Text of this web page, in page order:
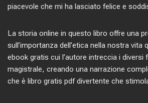
piacevole che mi ha lasciato felice e
La storia online in questo libro offre una
sull’importanza dell’etica nella nostra vita
ebook gratis cui l’autore intreccia i diversi
magistrale, creando una narrazione
che è libro gratis pdf divertente che